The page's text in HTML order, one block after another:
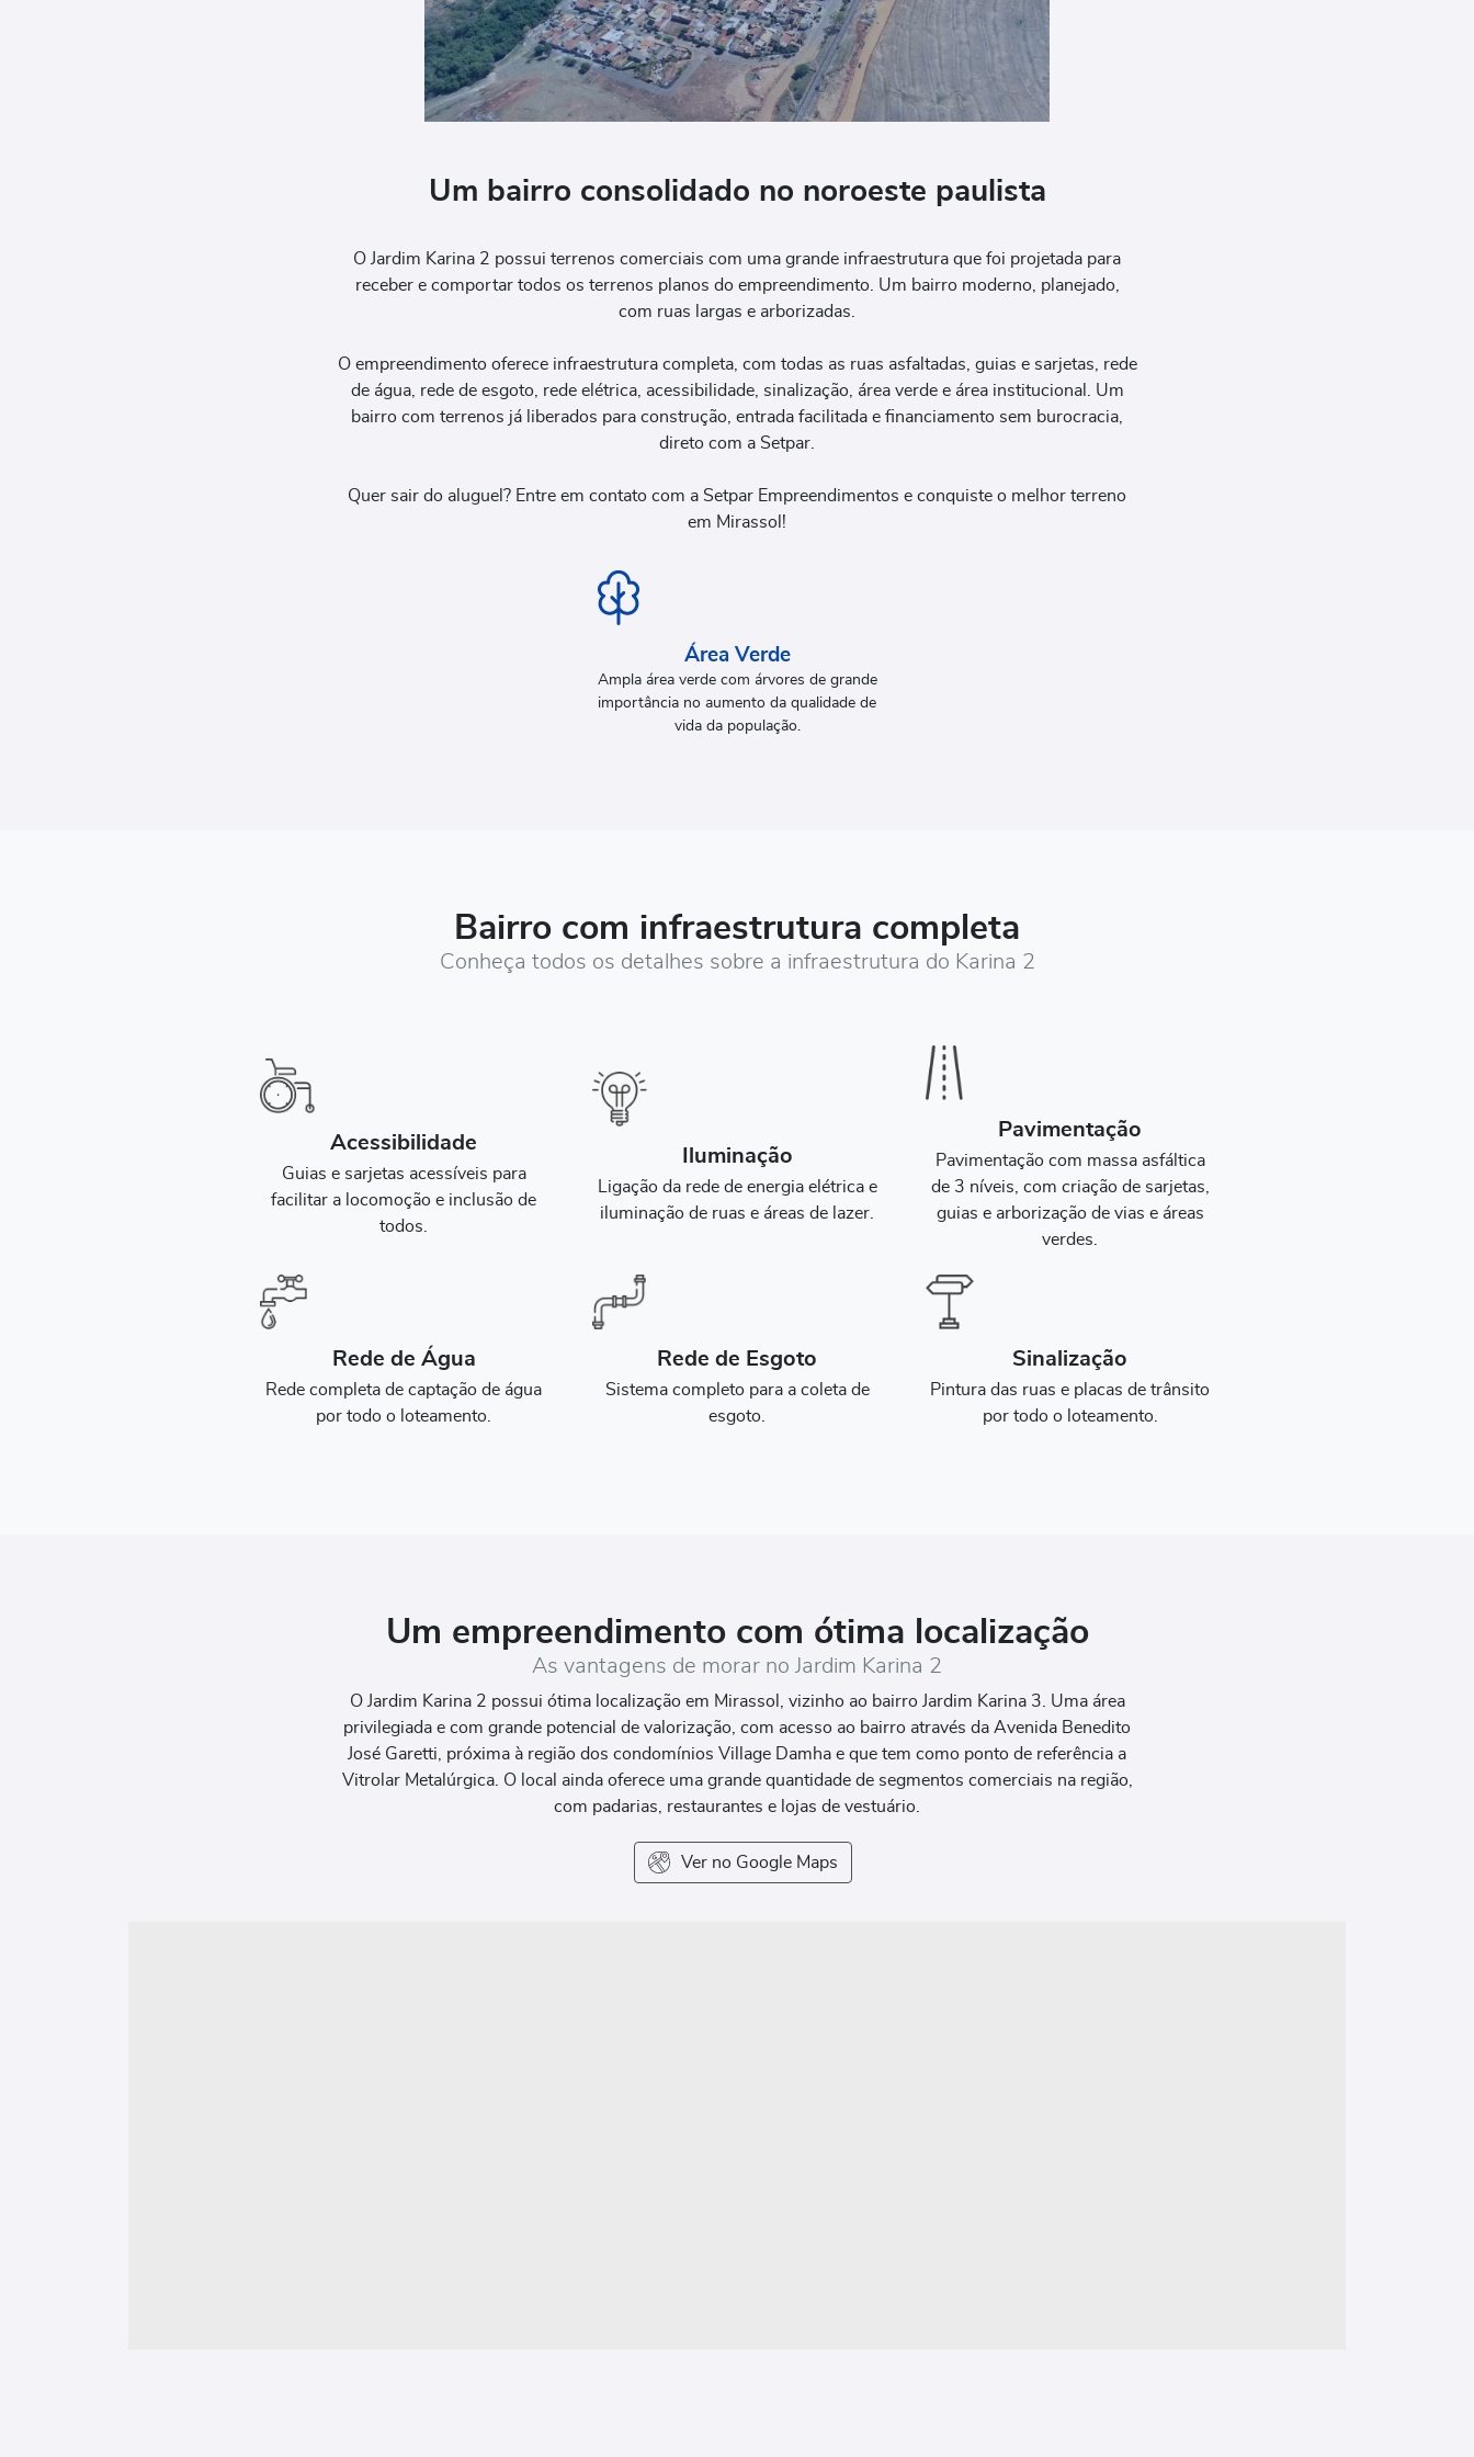
Um bairro consolidado no noroeste paulista
O Jardim Karina 2 possui terrenos comerciais com uma grande infraestrutura que foi projetada para
receber e comportar todos os terrenos planos do empreendimento. Um bairro moderno, planejado,
com ruas largas e arborizadas.
O empreendimento oferece infraestrutura completa, com todas as ruas asfaltadas, guias e sarjetas, rede
de água, rede de esgoto, rede elétrica, acessibilidade, sinalização, área verde e área institucional. Um
bairro com terrenos já liberados para construção, entrada facilitada e financiamento sem burocracia,
direto com a Setpar.
Quer sair do aluguel? Entre em contato com a Setpar Empreendimentos e conquiste o melhor terreno
em Mirassol!
Área Verde
Ampla área verde com árvores de grande
importância no aumento da qualidade de
vida da população.
Bairro com infraestrutura completa
Conheça todos os detalhes sobre a infraestrutura do Karina 2
Acessibilidade
Guias e sarjetas acessíveis para
facilitar a locomoção e inclusão de
todos.
Iluminação
Ligação da rede de energia elétrica e
iluminação de ruas e áreas de lazer.
Pavimentação
Pavimentação com massa asfáltica
de 3 níveis, com criação de sarjetas,
guias e arborização de vias e áreas
verdes.
Rede de Água
Rede completa de captação de água
por todo o loteamento.
Rede de Esgoto
Sistema completo para a coleta de
esgoto.
Sinalização
Pintura das ruas e placas de trânsito
por todo o loteamento.
Um empreendimento com ótima localização
As vantagens de morar no Jardim Karina 2
O Jardim Karina 2 possui ótima localização em Mirassol, vizinho ao bairro Jardim Karina 3. Uma área
privilegiada e com grande potencial de valorização, com acesso ao bairro através da Avenida Benedito
José Garetti, próxima à região dos condomínios Village Damha e que tem como ponto de referência a
Vitrolar Metalúrgica. O local ainda oferece uma grande quantidade de segmentos comerciais na região,
com padarias, restaurantes e lojas de vestuário.
Ver no Google Maps